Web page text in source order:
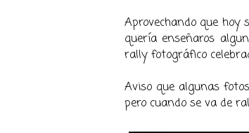
Aprovechando que
quería enseñaros
rally fotográfico
Aviso que algunas
pero cuando se va de